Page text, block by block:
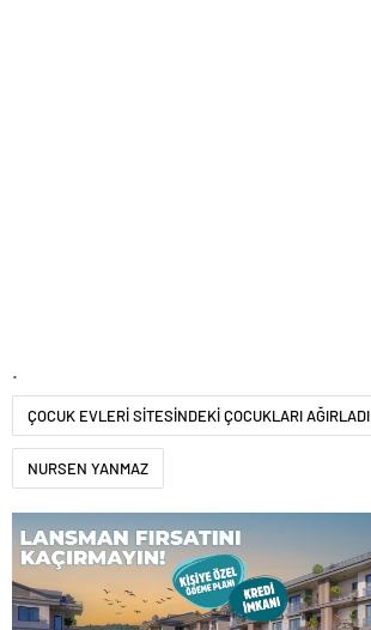
.
ÇOCUK EVLERİ SİTESİNDEKİ ÇOCUKLARI AĞIRLADI
NURSEN YANMAZ